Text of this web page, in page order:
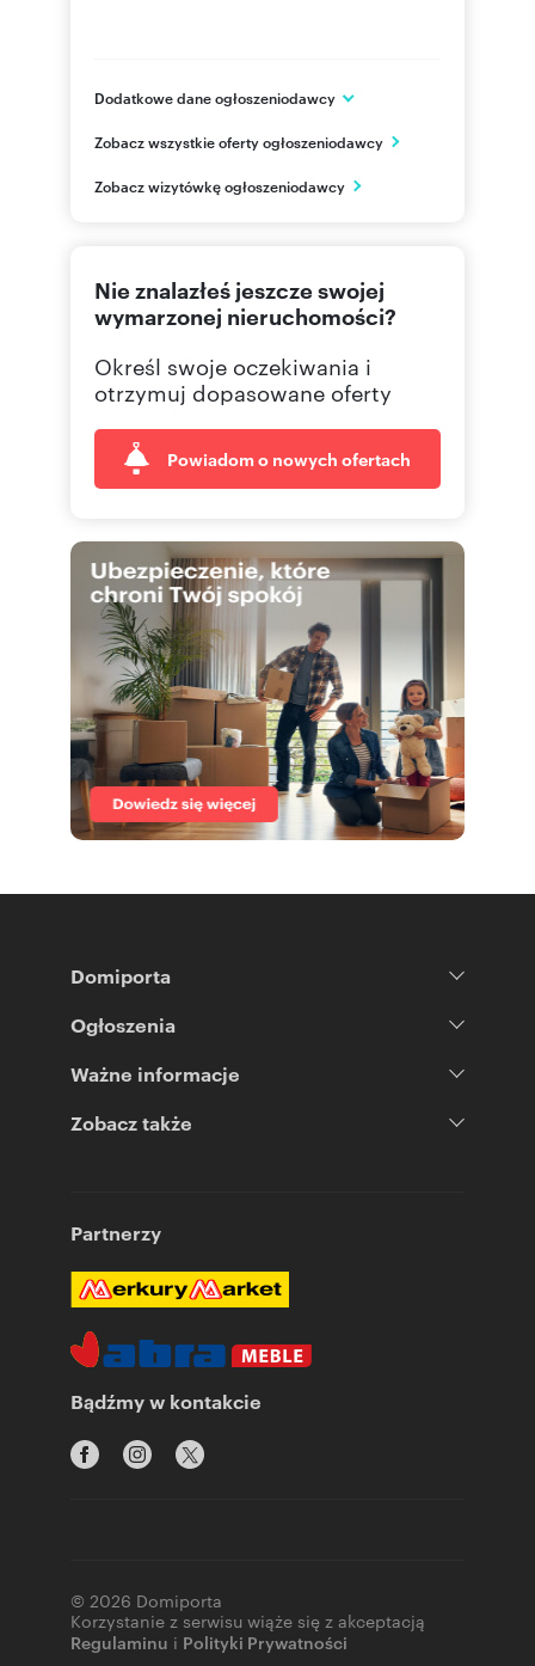
Dodatkowe dane ogłoszeniodawcy
ul. Limanowskiego 3/24
Zobacz wszystkie oferty ogłoszeniodawcy
Zobacz wizytówkę ogłoszeniodawcy
Nie znalazłeś jeszcze swojej
wymarzonej nieruchomości?
Określ swoje oczekiwania i
otrzymuj dopasowane oferty
Powiadom o nowych ofertach
Domiporta
Ogłoszenia
Ważne informacje
Zobacz także
Partnerzy
Bądźmy w kontakcie
© 2026 Domiporta
Korzystanie z serwisu wiąże się z akceptacją
Regulaminu i Polityki Prywatności